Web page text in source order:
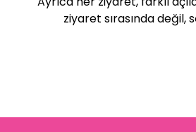
ziyaret sırasında değil,